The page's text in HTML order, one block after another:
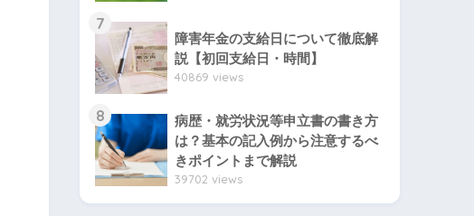
7
障害年金の支給日について徹底解
説【初回支給日・時間】
40869 views
8
病歴・就労状況等申立書の書き方
は？基本の記入例から注意するべ
きポイントまで解説
39702 views